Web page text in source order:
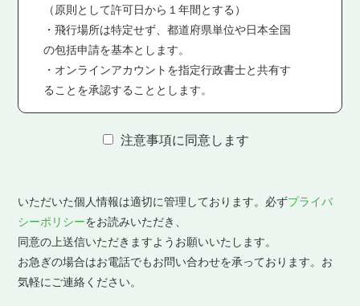
無人航空機操縦技能証明（国家ライセンス）※民間の操縦ライ
センス等の記載は不要です。：
有り 無し
無人航空機操縦技能証明（国家ライセンス）の種類：
一等 二等
総飛行時間（１０時間以上で入力）：
時間
（原則として許可日から１年間とする）
・飛行場所は特定せず、都道府県単位や日本全国
の包括申請を基本とします。
・オンラインアカウントを指定行政書士と共有す
ることを承認することとします。
注意事項に同意します
いただいた個人情報は適切に管理しております。必ずプライバ
シーポリシーをお読みいただき、
同意の上送信いただきますようお願いいたします。
お急ぎの場合はお電話でもお問い合わせを承っております。お
気軽にご連絡ください。